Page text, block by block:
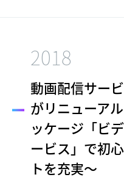
2018
動画配信サー
がリニューア
ッケージ「ビ
ービス」で初
トを充実～